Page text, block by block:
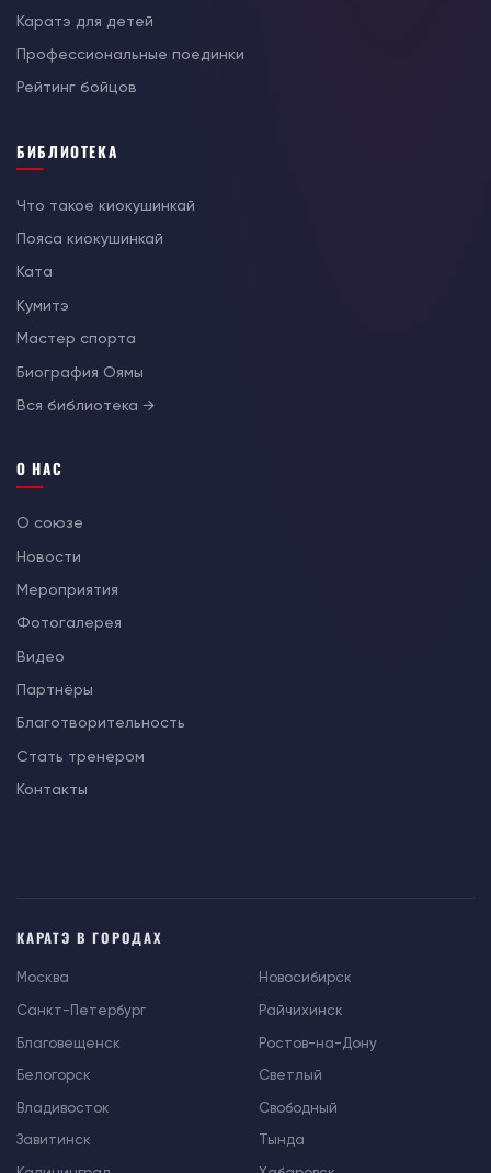
Каратэ для детей
Профессиональные поединки
Рейтинг бойцов
БИБЛИОТЕКА
Что такое киокушинкай
Пояса киокушинкай
Ката
Кумитэ
Мастер спорта
Биография Оямы
Вся библиотека →
О НАС
О союзе
Новости
Мероприятия
Фотогалерея
Видео
Партнёры
Благотворительность
Стать тренером
Контакты
КАРАТЭ В ГОРОДАХ
Москва
Санкт-Петербург
Благовещенск
Белогорск
Владивосток
Завитинск
Новосибирск
Райчихинск
Ростов-на-Дону
Светлый
Свободный
Тында